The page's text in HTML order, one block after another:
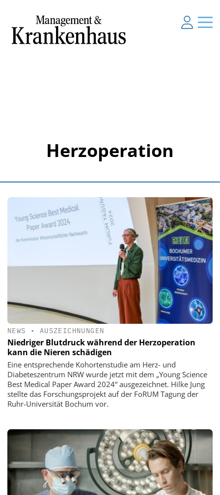
Herzoperation
NEWS • AUSZEICHNUNGEN
Niedriger Blutdruck während der Herzoperation
kann die Nieren schädigen
Eine entsprechende Kohortenstudie am Herz- und
Diabeteszentrum NRW wurde jetzt mit dem „Young Science
Best Medical Paper Award 2024“ ausgezeichnet. Hilke Jung
stellte das Forschungsprojekt auf der FoRUM Tagung der
Ruhr-Universität Bochum vor.